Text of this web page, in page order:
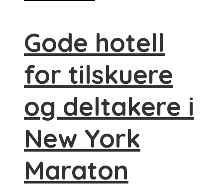
Gode hotell
for tilskuere
og deltakere i
New York
Maraton